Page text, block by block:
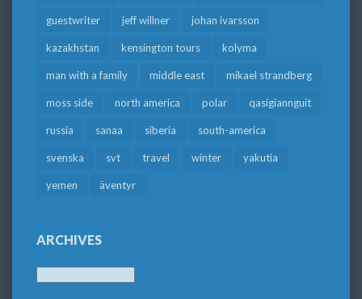
guestwriter jeff willner johan ivarsson
kazakhstan kensington tours kolyma
man with a family middle east mikael strandberg
moss side north america polar qasigiannguit
russia sanaa siberia south-america
svenska svt travel winter yakutia
yemen äventyr
ARCHIVES